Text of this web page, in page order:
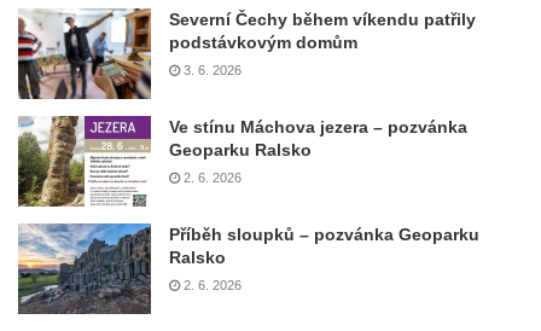
Severní Čechy během víkendu patřily
podstávkovým domům
3. 6. 2026
Ve stínu Máchova jezera – pozvánka
Geoparku Ralsko
2. 6. 2026
Příběh sloupků – pozvánka Geoparku
Ralsko
2. 6. 2026